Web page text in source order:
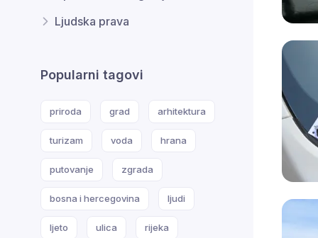
Ljudska prava
Popularni tagovi
priroda grad arhitektura
turizam voda hrana
putovanje zgrada
bosna i hercegovina ljudi
ljeto ulica rijeka